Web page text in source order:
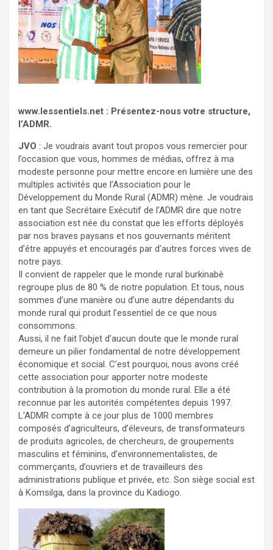
www.lessentiels.net : Présentez-nous votre structure,
l’ADMR.
JVO : Je voudrais avant tout propos vous remercier pour
l’occasion que vous, hommes de médias, offrez à ma
modeste personne pour mettre encore en lumière une des
multiples activités que l’Association pour le
Développement du Monde Rural (ADMR) mène. Je voudrais
en tant que Secrétaire Exécutif de l’ADMR dire que notre
association est née du constat que les efforts déployés
par nos braves paysans et nos gouvernants méritent
d’être appuyés et encouragés par d’autres forces vives de
notre pays.
Il convient de rappeler que le monde rural burkinabè
regroupe plus de 80 % de notre population. Et tous, nous
sommes d’une manière ou d’une autre dépendants du
monde rural qui produit l’essentiel de ce que nous
consommons.
Aussi, il ne fait l’objet d’aucun doute que le monde rural
demeure un pilier fondamental de notre développement
économique et social. C’est pourquoi, nous avons créé
cette association pour apporter notre modeste
contribution à la promotion du monde rural. Elle a été
reconnue par les autorités compétentes depuis 1997.
L’ADMR compte à ce jour plus de 1000 membres
composés d’agriculteurs, d’éleveurs, de transformateurs
de produits agricoles, de chercheurs, de groupements
masculins et féminins, d’environnementalistes, de
commerçants, d’ouvriers et de travailleurs des
administrations publique et privée, etc. Son siège social est
à Komsilga, dans la province du Kadiogo.